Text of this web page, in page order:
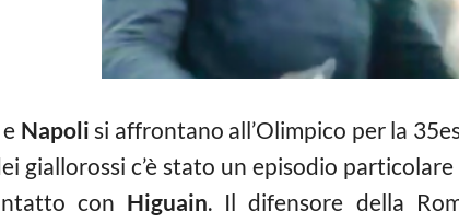
e Napoli si affrontano all’Olimpico per la
giallorossi c’è stato un episodio particolare
con Higuain. Il difensore della